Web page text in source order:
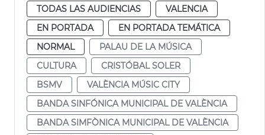
TODAS LAS AUDIENCIAS
VALENCIA
EN PORTADA
EN PORTADA TEMÁTICA
NORMAL
PALAU DE LA MÚSICA
CULTURA
CRISTÓBAL SOLER
BSMV
VALÈNCIA MÚSIC CITY
BANDA SINFÓNICA MUNICIPAL DE VALÈNCIA
BANDA SIMFÒNICA MUNICIPAL DE VALÈNCIA